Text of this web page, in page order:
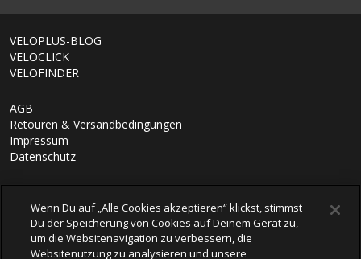
VELOPLUS-BLOG
VELOCLICK
VELOFINDER
AGB
Retouren & Versandbedingungen
Impressum
Datenschutz
Wenn Du auf „Alle Cookies akzeptieren“ klickst, stimmst
Du der Speicherung von Cookies auf Deinem Gerät zu,
um die Websitenavigation zu verbessern, die
Websitenutzung zu analysieren und unsere